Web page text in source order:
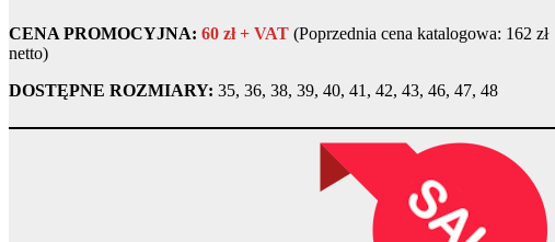
CENA PROMOCYJNA: 60 zł + VAT (Poprzednia cena katalogowa: 162 zł
netto)
DOSTĘPNE ROZMIARY: 35, 36, 38, 39, 40, 41, 42, 43, 46, 47, 48